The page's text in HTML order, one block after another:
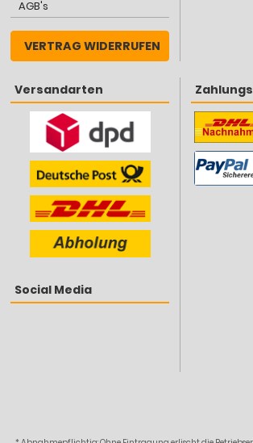
AGB's
VERTRAG WIDERRUFEN
Versandarten
Social Media